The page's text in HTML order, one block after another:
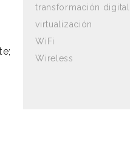
transformación digital
virtualización
WiFi
Wireless